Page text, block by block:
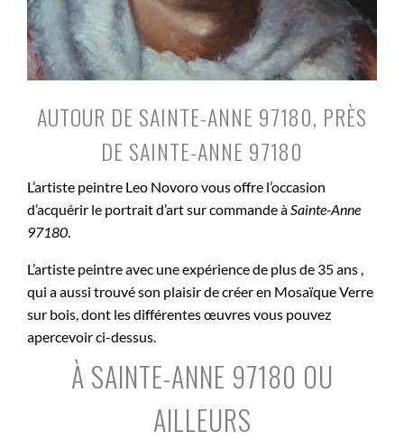
AUTOUR DE SAINTE-ANNE 97180, PRÈS
DE SAINTE-ANNE 97180
L’artiste peintre Leo Novoro vous offre l’occasion
d’acquérir le portrait d’art sur commande àSainte-Anne
97180.
L’artiste peintre avec une expérience de plus de 35 ans ,
qui a aussi trouvé son plaisir de créer en Mosaïque Verre
sur bois, dont les différentes œuvres vous pouvez
apercevoir ci-dessus.
À SAINTE-ANNE 97180 OU
AILLEURS